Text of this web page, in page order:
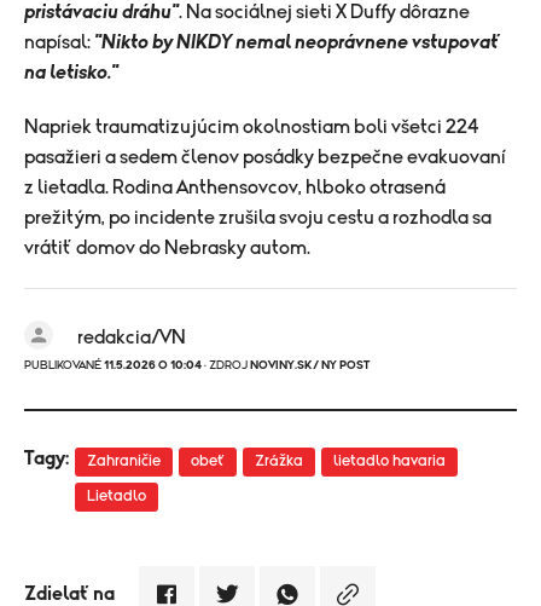
pristávaciu dráhu". Na sociálnej sieti X Duffy dôrazne
napísal: "Nikto by NIKDY nemal neoprávnene vstupovať
na letisko."
Napriek traumatizujúcim okolnostiam boli všetci 224
pasažieri a sedem členov posádky bezpečne evakuovaní
z lietadla. Rodina Anthensovcov, hlboko otrasená
prežitým, po incidente zrušila svoju cestu a rozhodla sa
vrátiť domov do Nebrasky autom.
redakcia/VN
PUBLIKOVANÉ 11.5.2026 O 10:04 · ZDROJ NOVINY.SK/ NY POST
Tagy: Zahraničie obeť Zrážka lietadlo havaria
Lietadlo
Zdielať na